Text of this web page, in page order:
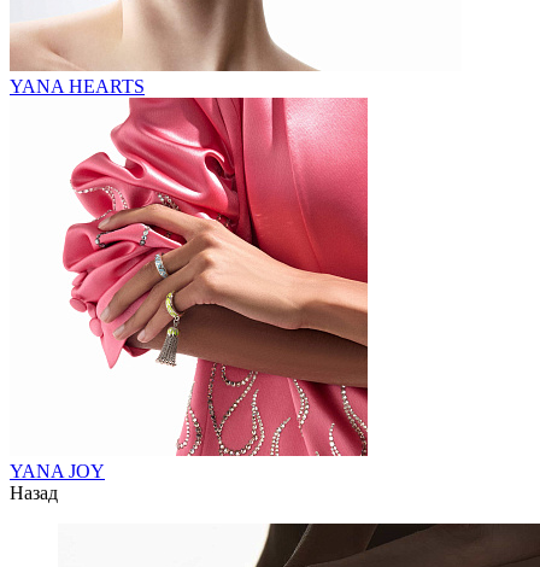
YANA HEARTS
YANA JOY
Назад